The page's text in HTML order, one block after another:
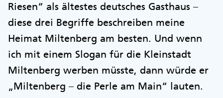
Riesen“ als ältestes deutsches Gasthaus –
diese drei Begriffe beschreiben meine
Heimat Miltenberg am besten. Und wenn
ich mit einem Slogan für die Kleinstadt
Miltenberg werben müsste, dann würde er
„Miltenberg – die Perle am Main“ lauten.